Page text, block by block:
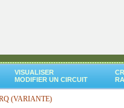
VISUALISER
MODIFIER UN CIRCUIT
(VARIANTE)